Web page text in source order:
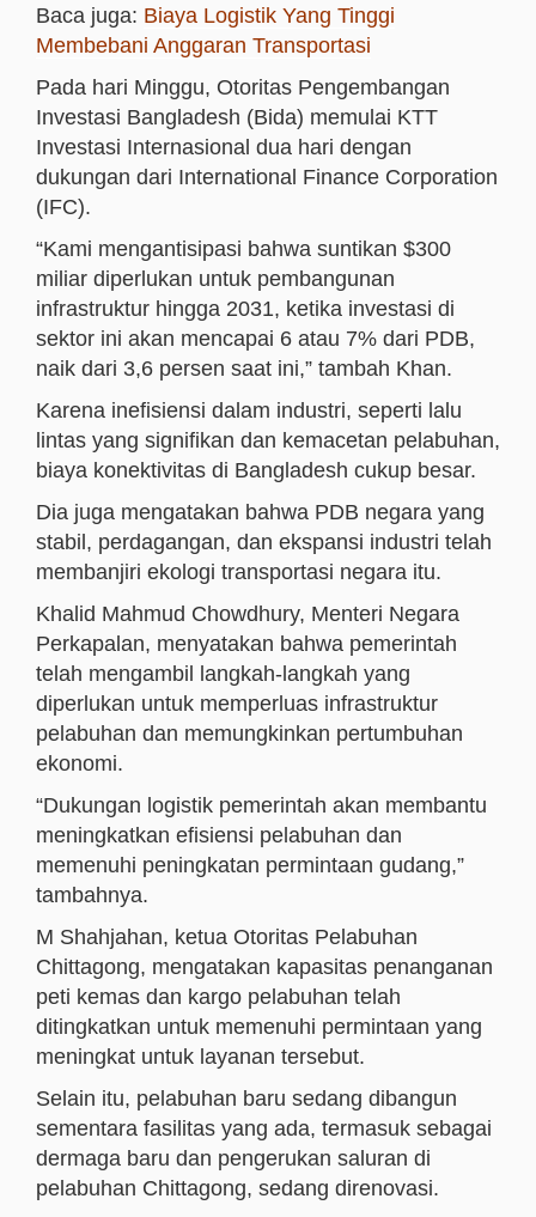
Baca juga: Biaya Logistik Yang Tinggi
Membebani Anggaran Transportasi
Pada hari Minggu, Otoritas Pengembangan
Investasi Bangladesh (Bida) memulai KTT
Investasi Internasional dua hari dengan
dukungan dari International Finance Corporation
(IFC).
“Kami mengantisipasi bahwa suntikan $300
miliar diperlukan untuk pembangunan
infrastruktur hingga 2031, ketika investasi di
sektor ini akan mencapai 6 atau 7% dari PDB,
naik dari 3,6 persen saat ini,” tambah Khan.
Karena inefisiensi dalam industri, seperti lalu
lintas yang signifikan dan kemacetan pelabuhan,
biaya konektivitas di Bangladesh cukup besar.
Dia juga mengatakan bahwa PDB negara yang
stabil, perdagangan, dan ekspansi industri telah
membanjiri ekologi transportasi negara itu.
Khalid Mahmud Chowdhury, Menteri Negara
Perkapalan, menyatakan bahwa pemerintah
telah mengambil langkah-langkah yang
diperlukan untuk memperluas infrastruktur
pelabuhan dan memungkinkan pertumbuhan
ekonomi.
“Dukungan logistik pemerintah akan membantu
meningkatkan efisiensi pelabuhan dan
memenuhi peningkatan permintaan gudang,”
tambahnya.
M Shahjahan, ketua Otoritas Pelabuhan
Chittagong, mengatakan kapasitas penanganan
peti kemas dan kargo pelabuhan telah
ditingkatkan untuk memenuhi permintaan yang
meningkat untuk layanan tersebut.
Selain itu, pelabuhan baru sedang dibangun
sementara fasilitas yang ada, termasuk sebagai
dermaga baru dan pengerukan saluran di
pelabuhan Chittagong, sedang direnovasi.